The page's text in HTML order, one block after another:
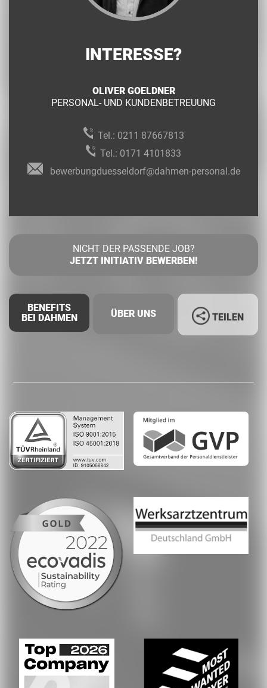
INTERESSE?
OLIVER GOELDNER
PERSONAL- UND KUNDENBETREUUNG
Tel.: 0211 87667813
Tel.: 0171 4101833
bewerbungduesseldorf@dahmen-personal.de
NICHT DER PASSENDE JOB?
JETZT INITIATIV BEWERBEN!
BENEFITS
BEI DAHMEN
ÜBER UNS
Whatsapp
TEILEN